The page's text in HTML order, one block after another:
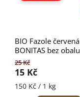
BIO Fazole červená
BONITAS bez obalu
25 Kč
15 Kč
150 Kč / 1 kg